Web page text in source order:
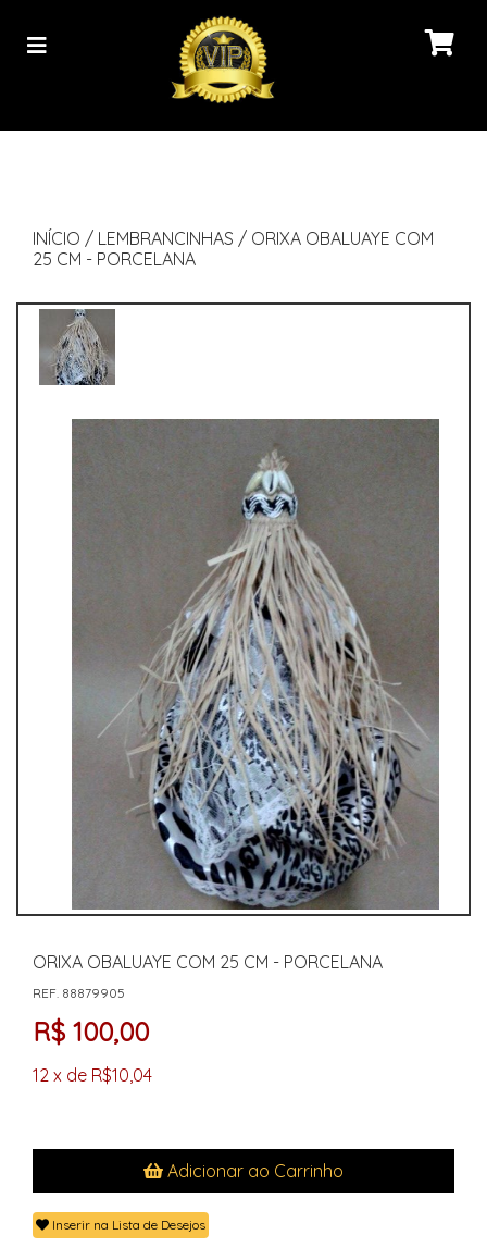
INÍCIO / LEMBRANCINHAS / ORIXA OBALUAYE COM
25 CM - PORCELANA
ORIXA OBALUAYE COM 25 CM - PORCELANA
REF. 88879905
R$ 100,00
12 x de R$10,04
Adicionar ao Carrinho
Inserir na Lista de Desejos